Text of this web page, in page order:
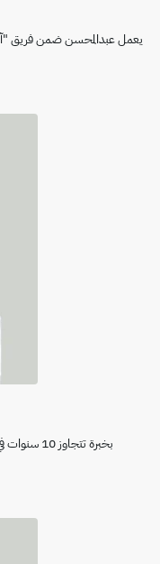
يعمل عبدالمحسن ضمن فريق
بخبرة تتجاوز